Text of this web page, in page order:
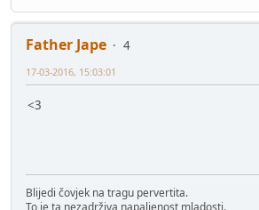
Father Jape
4
17-03-2016, 15:03:01
<3
Blijedi čovjek na tragu pervertita.
To je ta nezadrživa napaljenost mladosti.